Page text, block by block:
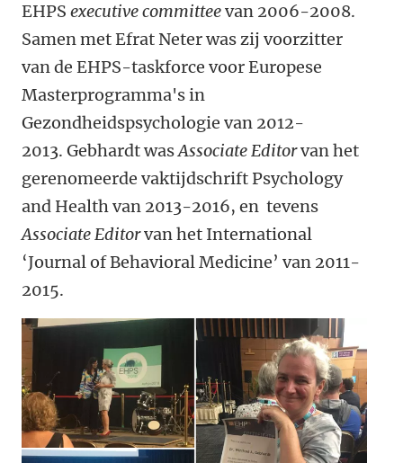
EHPS executive committeevan 2006-2008.
Samen met Efrat Neter was zij voorzitter
van de EHPS-taskforce voor Europese
Masterprogramma's in
Gezondheidspsychologie van 2012-
2013. Gebhardt wasAssociate Editorvan het
gerenomeerde vaktijdschrift Psychology
and Health van 2013-2016, en tevens
Associate Editorvan het International
‘Journal of Behavioral Medicine’ van 2011-
2015.